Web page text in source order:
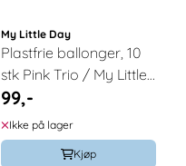
My Little Day
Plastfrie ballonger, 10
stk Pink Trio / My Little
Day
99,-
Ikke på lager
Kjøp